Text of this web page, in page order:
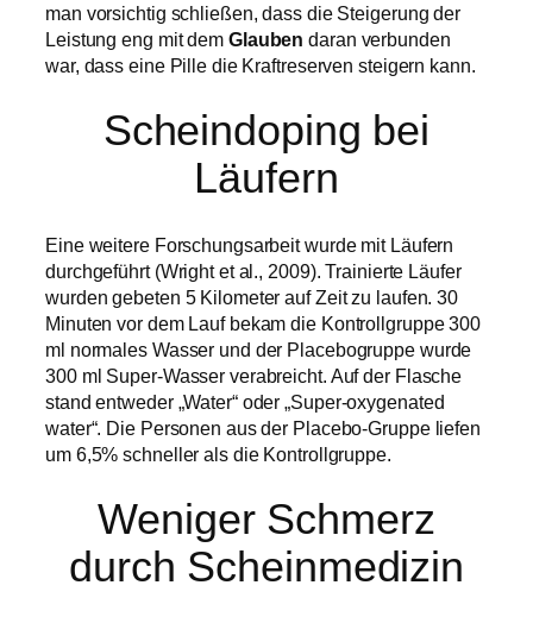
man vorsichtig schließen, dass die Steigerung der
Leistung eng mit dem Glauben daran verbunden
war, dass eine Pille die Kraftreserven steigern kann.
Scheindoping bei
Läufern
Eine weitere Forschungsarbeit wurde mit Läufern
durchgeführt (Wright et al., 2009). Trainierte Läufer
wurden gebeten 5 Kilometer auf Zeit zu laufen. 30
Minuten vor dem Lauf bekam die Kontrollgruppe 300
ml normales Wasser und der Placebogruppe wurde
300 ml Super-Wasser verabreicht. Auf der Flasche
stand entweder „Water“ oder „Super-oxygenated
water“. Die Personen aus der Placebo-Gruppe liefen
um 6,5% schneller als die Kontrollgruppe.
Weniger Schmerz
durch Scheinmedizin